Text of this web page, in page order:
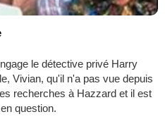
le détective privé Harry
Vivian, qu'il n'a pas vue depuis
recherches à Hazzard et il est
question.